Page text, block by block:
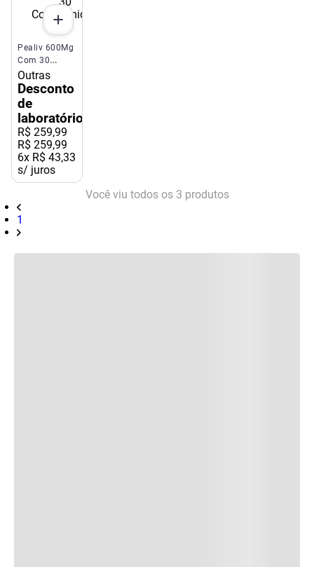
Pealiv 600Mg
Com 30
Comprimidos
Outras
Desconto
de
laboratório
R$ 259,99
R$ 259,99
6x R$ 43,33
s/ juros
Você viu todos os 3 produtos
1